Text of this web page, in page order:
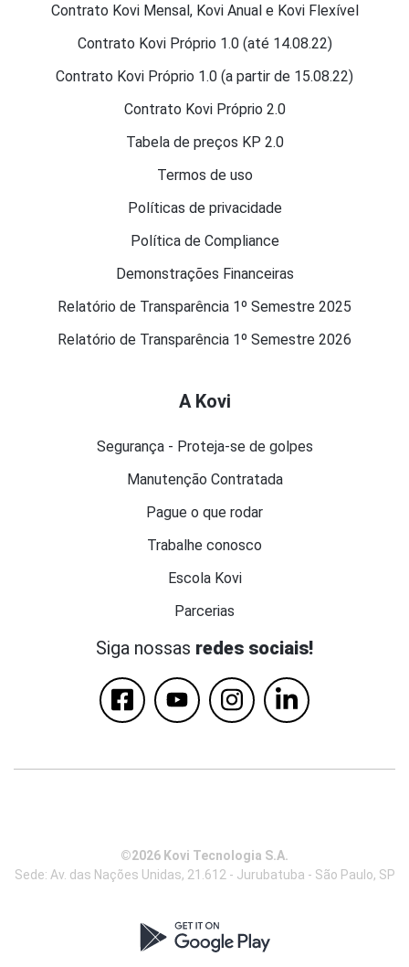
Contrato Kovi Mensal, Kovi Anual e Kovi Flexível
Contrato Kovi Próprio 1.0 (até 14.08.22)
Contrato Kovi Próprio 1.0 (a partir de 15.08.22)
Contrato Kovi Próprio 2.0
Tabela de preços KP 2.0
Termos de uso
Políticas de privacidade
Política de Compliance
Demonstrações Financeiras
Relatório de Transparência 1º Semestre 2025
Relatório de Transparência 1º Semestre 2026
A Kovi
Segurança - Proteja-se de golpes
Manutenção Contratada
Pague o que rodar
Trabalhe conosco
Escola Kovi
Parcerias
Siga nossas redes sociais!
©2026 Kovi Tecnologia S.A.
Sede: Av. das Nações Unidas, 21.612 - Jurubatuba - São Paulo, SP